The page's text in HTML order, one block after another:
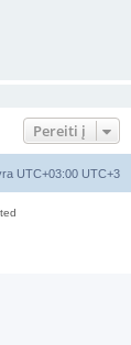
Pereiti į
UTC+03:00 UTC+3